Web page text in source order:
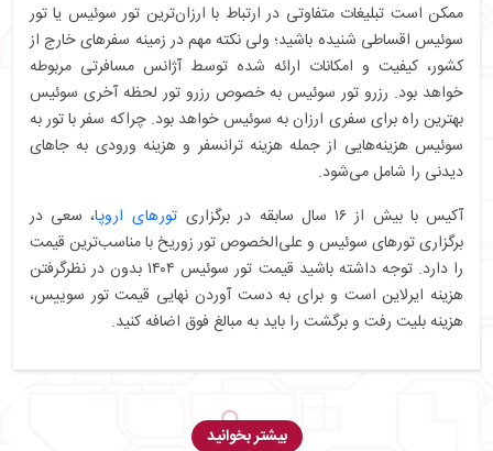
ممکن است تبلیغات متفاوتی در ارتباط با ارزان‌ترین تور سوئیس یا تور
سوئیس اقساطی شنیده باشید؛ ولی نکته مهم در زمینه سفرهای خارج از
کشور، کیفیت و امکانات ارائه شده توسط آژانس مسافرتی مربوطه
خواهد بود. رزرو تور سوئیس به خصوص رزرو تور لحظه آخری سوئیس
بهترین راه برای سفری ارزان به سوئیس خواهد بود. چراکه سفر با تور به
سوئیس هزینه‌هایی از جمله هزینه ترانسفر و هزینه ورودی به جاهای
دیدنی را شامل می‌شود.
آکیس با بیش از ۱۶ سال سابقه در برگزاری
تورهای اروپا، سعی در
برگزاری تورهای سوئیس و علی‌الخصوص تور زوریخ با مناسب‌ترین قیمت
را دارد. توجه داشته باشید قیمت‌ تور سوئیس ۱۴۰۴ بدون در نظرگرفتن
هزینه ایرلاین است و برای به دست آوردن نهایی قیمت تور سوییس،
هزینه بلیت رفت و برگشت را باید به مبالغ فوق اضافه کنید.
بیشتر بخوانید